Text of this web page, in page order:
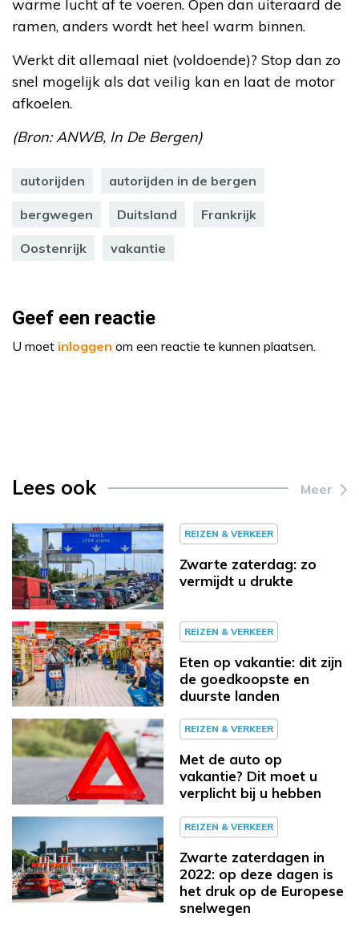
warme lucht af te voeren. Open dan uiteraard de
ramen, anders wordt het heel warm binnen.
Werkt dit allemaal niet (voldoende)? Stop dan zo
snel mogelijk als dat veilig kan en laat de motor
afkoelen.
(Bron: ANWB, In De Bergen)
autorijden autorijden in de bergen
bergwegen Duitsland Frankrijk
Oostenrijk vakantie
Geef een reactie
U moet inloggen om een reactie te kunnen plaatsen.
Lees ook Meer
REIZEN & VERKEER
Zwarte zaterdag: zo
vermijdt u drukte
REIZEN & VERKEER
Eten op vakantie: dit zijn
de goedkoopste en
duurste landen
REIZEN & VERKEER
Met de auto op
vakantie? Dit moet u
verplicht bij u hebben
REIZEN & VERKEER
Zwarte zaterdagen in
2022: op deze dagen is
het druk op de Europese
snelwegen